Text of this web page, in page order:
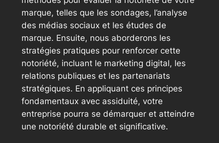
marque, telles que les sondages, l’analyse
des médias sociaux et les études de
marque. Ensuite, nous aborderons les
stratégies pratiques pour renforcer cette
notoriété, incluant le marketing digital, les
relations publiques et les partenariats
stratégiques. En appliquant ces principes
fondamentaux avec assiduité, votre
entreprise pourra se démarquer et atteindre
une notoriété durable et significative.